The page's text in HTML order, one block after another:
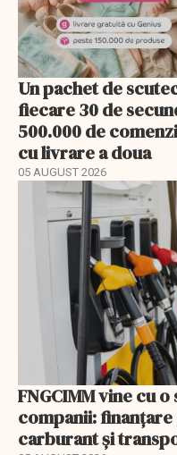
Un pachet de
fiecare 30 de
500.000 de
cu livrare a doua
05 AUGUST 2026
FNGCIMM vine cu
companii:
carburant și